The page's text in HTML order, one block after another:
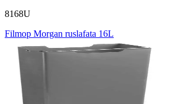
8168U
Filmop Morgan ruslafata 16L